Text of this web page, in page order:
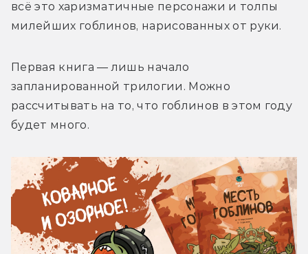
всё это харизматичные персонажи и толпы
милейших гоблинов, нарисованных от руки.
Первая книга — лишь начало
запланированной трилогии. Можно
рассчитывать на то, что гоблинов в этом году
будет много.